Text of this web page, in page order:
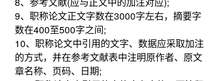
9、职称论文正文字数在3000字左右，摘要字
数在400至500字之间;
10、职称论文中引用的文字、数据应采取加注
的方式，并在参考文献表中注明原作者、原文
章名称、页码、日期;